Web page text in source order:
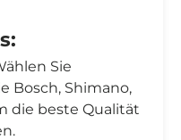
Sie
Bosch, Shimano,
die beste Qualität